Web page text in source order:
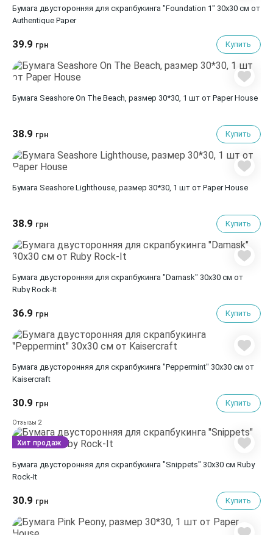
Бумага двусторонняя для скрапбукинга "Foundation 1" 30х30 см от
Authentique Paper
39.9 грн Купить
Бумага Seashore On The Beach, размер 30*30, 1 шт от Paper House
38.9 грн Купить
Бумага Seashore Lighthouse, размер 30*30, 1 шт от Paper House
38.9 грн Купить
Бумага двусторонняя для скрапбукинга "Damask" 30х30 см от
Ruby Rock-It
36.9 грн Купить
Бумага двусторонняя для скрапбукинга "Peppermint" 30х30 см от
Kaisercraft
30.9 грн Купить
Отзывы 2
Бумага двусторонняя для скрапбукинга "Snippets" 30х30 см Ruby
Rock-It
30.9 грн Купить
Хит продаж